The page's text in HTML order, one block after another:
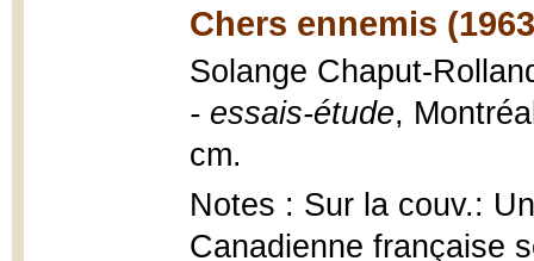
Chers ennemis
Solange Chaput-
- essais-étude,
cm.
Notes : Sur la couv.:
Canadienne française